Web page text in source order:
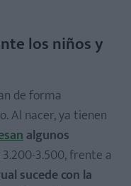
los niños y
de forma
Al nacer, ya tienen
algunos
3.500, frente a
sucede con la